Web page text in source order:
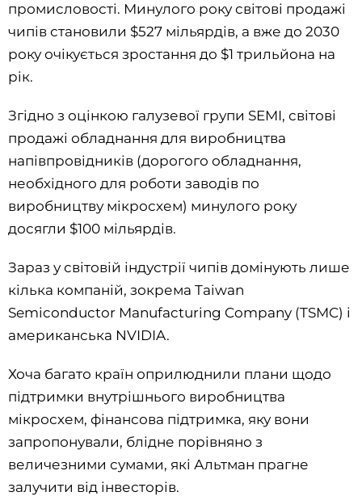
промисловості. Минулого року світові продажі
чипів становили $527 мільярдів, а вже до 2030
року очікується зростання до $1 трильйона на
рік.
Згідно з оцінкою галузевої групи SEMI, світові
продажі обладнання для виробництва
напівпровідників (дорогого обладнання,
необхідного для роботи заводів по
виробництву мікросхем) минулого року
досягли $100 мільярдів.
Зараз у світовій індустрії чипів домінують лише
кілька компаній, зокрема Taiwan
Semiconductor Manufacturing Company (TSMC) і
американська NVIDIA.
Хоча багато країн оприлюднили плани щодо
підтримки внутрішнього виробництва
мікросхем, фінансова підтримка, яку вони
запропонували, блідне порівняно з
величезними сумами, які Альтман прагне
залучити від інвесторів.